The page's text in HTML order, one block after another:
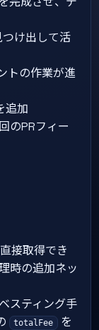
つけ出して活
トの作業が進
追加
のPRフィー
接取得でき
時の追加ネッ
スティング手
totalFee を